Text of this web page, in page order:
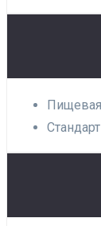
Пищевая